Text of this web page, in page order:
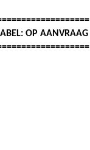
OP AANVRAAG